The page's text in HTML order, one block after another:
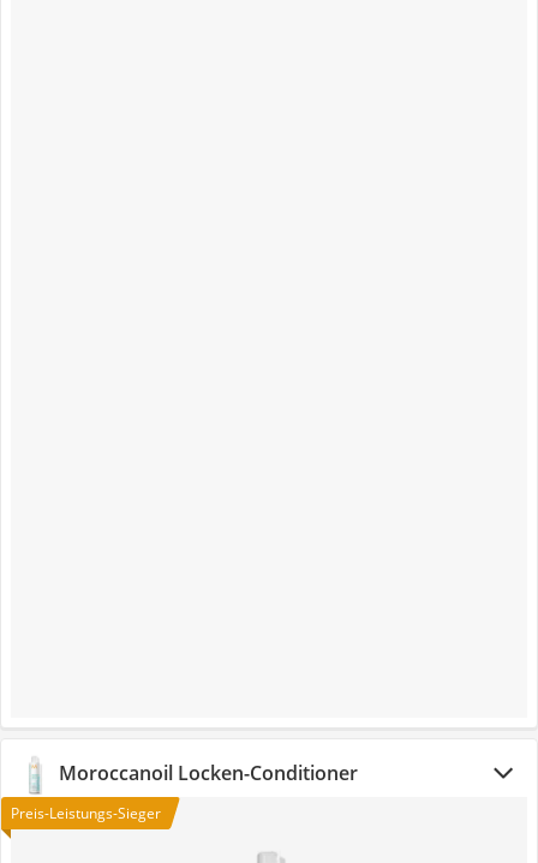
Moroccanoil Locken-Conditioner
Preis-Leistungs-Sieger